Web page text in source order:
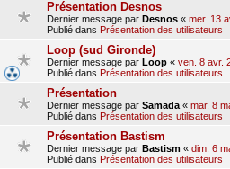
Présentation Desnos
Dernier message par Desnos « mer. 13
Publié dans Présentation des utilisateurs
Loop (sud Gironde)
Dernier message par Loop « ven. 8 avr.
Publié dans Présentation des utilisateurs
Présentation
Dernier message par Samada « mar. 8
Publié dans Présentation des utilisateurs
Présentation Bastism
Dernier message par Bastism « dim. 6
Publié dans Présentation des utilisateurs